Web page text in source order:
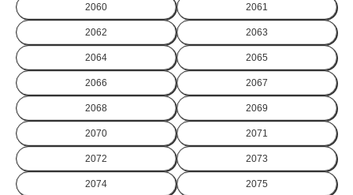
2060 2061
2062 2063
2064 2065
2066 2067
2068 2069
2070 2071
2072 2073
2074 2075